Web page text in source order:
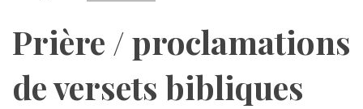
Prière / proclamations
de versets bibliques